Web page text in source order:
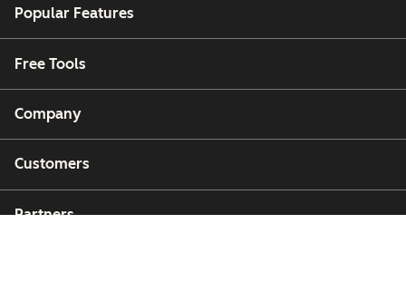
Popular Features
Free Tools
Company
Customers
Partners